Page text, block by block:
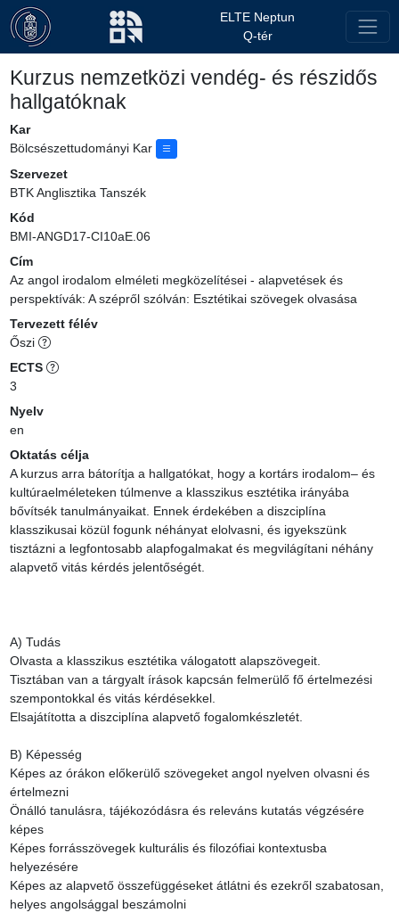
ELTE Neptun
Q-tér
Kurzus nemzetközi vendég- és részidős
hallgatóknak
Kar
Bölcsészettudományi Kar
Szervezet
BTK Anglisztika Tanszék
Kód
BMI-ANGD17-CI10aE.06
Cím
Az angol irodalom elméleti megközelítései - alapvetések és
perspektívák: A szépről szólván: Esztétikai szövegek olvasása
Tervezett félév
Őszi
ECTS
3
Nyelv
en
Oktatás célja
A kurzus arra bátorítja a hallgatókat, hogy a kortárs irodalom– és
kultúraelméleteken túlmenve a klasszikus esztétika irányába
bővítsék tanulmányaikat. Ennek érdekében a diszciplína
klasszikusai közül fogunk néhányat elolvasni, és igyekszünk
tisztázni a legfontosabb alapfogalmakat és megvilágítani néhány
alapvető vitás kérdés jelentőségét.
A) Tudás
Olvasta a klasszikus esztétika válogatott alapszövegeit.
Tisztában van a tárgyalt írások kapcsán felmerülő fő értelmezési
szempontokkal és vitás kérdésekkel.
Elsajátította a diszciplína alapvető fogalomkészletét.
B) Képesség
Képes az órákon előkerülő szövegeket angol nyelven olvasni és
értelmezni
Önálló tanulásra, tájékozódásra és releváns kutatás végzésére
képes
Képes forrásszövegek kulturális és filozófiai kontextusba
helyezésére
Képes az alapvető összefüggéseket átlátni és ezekről szabatosan,
helyes angolsággal beszámolni